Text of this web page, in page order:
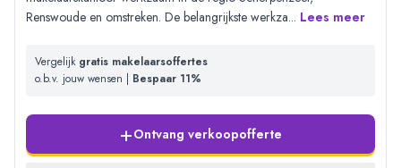
Renswoude en omstreken. De belangrijkste werkza... Lees meer
Vergelijk gratis makelaarsoffertes
o.b.v. jouw wensen | Bespaar 11%
+Ontvang verkoopofferte